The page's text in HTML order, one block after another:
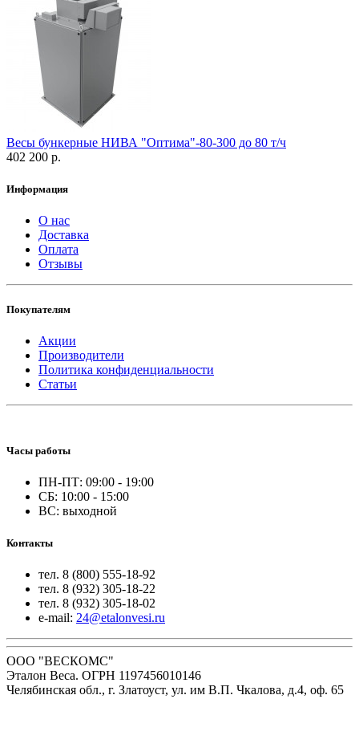
Весы бункерные НИВА "Оптима"-80-300 до 80 т/ч
402 200 р.
Информация
О нас
Доставка
Оплата
Отзывы
Покупателям
Акции
Производители
Политика конфиденциальности
Статьи
Часы работы
ПН-ПТ: 09:00 - 19:00
СБ: 10:00 - 15:00
ВС: выходной
Контакты
тел. 8 (800) 555-18-92
тел. 8 (932) 305-18-22
тел. 8 (932) 305-18-02
e-mail: 24@etalonvesi.ru
ООО "ВЕСКОМС"
Эталон Веса. ОГРН 1197456010146
Челябинская обл., г. Златоуст, ул. им В.П. Чкалова, д.4, оф. 65